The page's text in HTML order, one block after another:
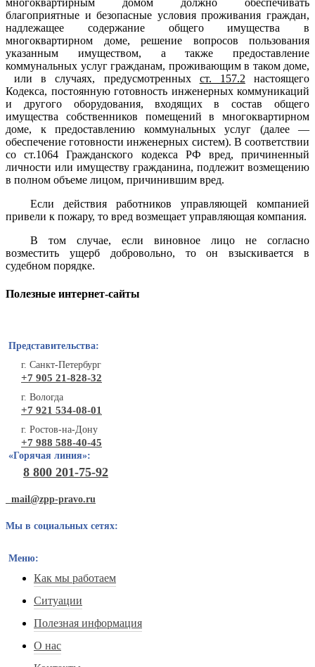
многоквартирным домом должно обеспечивать
благоприятные и безопасные условия проживания граждан,
надлежащее содержание общего имущества в
многоквартирном доме, решение вопросов пользования
указанным имуществом, а также предоставление
коммунальных услуг гражданам, проживающим в таком доме,
или в случаях, предусмотренных ст. 157.2 настоящего
Кодекса, постоянную готовность инженерных коммуникаций
и другого оборудования, входящих в состав общего
имущества собственников помещений в многоквартирном
доме, к предоставлению коммунальных услуг (далее —
обеспечение готовности инженерных систем). В соответствии
со ст.1064 Гражданского кодекса РФ вред, причиненный
личности или имуществу гражданина, подлежит возмещению
в полном объеме лицом, причинившим вред.
Если действия работников управляющей компанией
привели к пожару, то вред возмещает управляющая компания.
В том случае, если виновное лицо не согласно
возместить ущерб добровольно, то он взыскивается в
судебном порядке.
Полезные интернет-сайты
Представительства:
г. Санкт-Петербург
+7 905 21-828-32
г. Вологда
+7 921 534-08-01
г. Ростов-на-Дону
+7 988 588-40-45
«Горячая линия»:
8 800 201-75-92
mail@zpp-pravo.ru
Мы в социальных сетях:
Меню:
Как мы работаем
Ситуации
Полезная информация
О нас